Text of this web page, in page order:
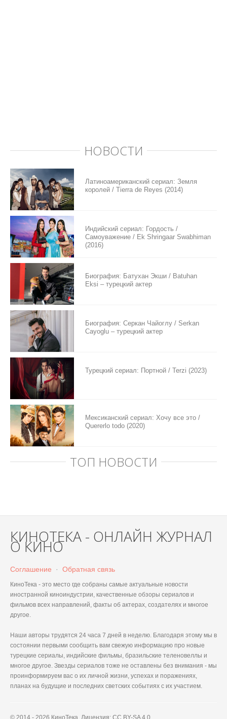
НОВОСТИ
Латиноамериканский сериал: Земля
королей / Tierra de Reyes (2014)
Индийский сериал: Гордость /
Самоуважение / Ek Shringaar Swabhiman
(2016)
Биография: Батухан Экши / Batuhan
Eksi – турецкий актер
Биография: Серкан Чайоглу / Serkan
Cayoglu – турецкий актер
Турецкий сериал: Портной / Terzi (2023)
Мексиканский сериал: Хочу все это /
Quererlo todo (2020)
ТОП НОВОСТИ
КИНОТЕКА - ОНЛАЙН ЖУРНАЛ
О КИНО
Соглашение · Обратная связь
КиноТека - это место где собраны самые актуальные новости
иностранной киноиндустрии, качественные обзоры сериалов и
фильмов всех направлений, факты об актерах, создателях и многое
другое.
Наши авторы трудятся 24 часа 7 дней в неделю. Благодаря этому мы в
состоянии первыми сообщить вам свежую информацию про новые
турецкие сериалы, индийские фильмы, бразильские теленовеллы и
многое другое. Звезды сериалов тоже не оставлены без внимания - мы
проинформируем вас о их личной жизни, успехах и поражениях,
планах на будущие и последних светских событиях с их участием.
© 2014 - 2026 КиноТека. Лицензия: CC BY-SA 4.0